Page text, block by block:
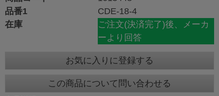
品番1
CDE-18-4
在庫
ご注文(決済完了)後、メーカ
ーより回答
お気に入りに登録する
この商品について問い合わせる